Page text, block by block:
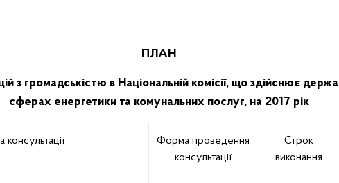
ПЛАН
з громадськістю в Національній комісії, що здійснює
сферах енергетики та комунальних послуг, на 2017 рік
консультації
Форма проведення
консультації
Строк
виконання